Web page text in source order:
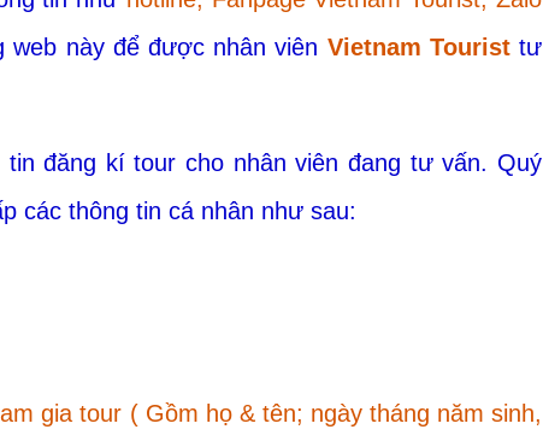
web này để được nhân viên Vietnam Touristtư
đăng kí tour cho nhân viên đang tư vấn. Quý
các thông tin cá nhân như sau:
gia tour ( Gồm họ & tên; ngày tháng năm sinh,